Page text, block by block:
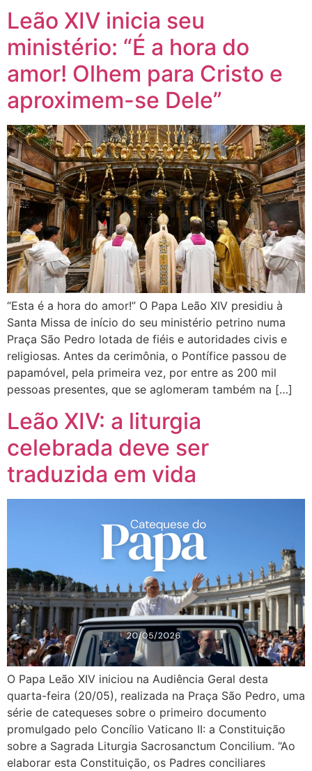
Leão XIV inicia seu
ministério: “É a hora do
amor! Olhem para Cristo e
aproximem-se Dele”
“Esta é a hora do amor!” O Papa Leão XIV presidiu à
Santa Missa de início do seu ministério petrino numa
Praça São Pedro lotada de fiéis e autoridades civis e
religiosas. Antes da cerimônia, o Pontífice passou de
papamóvel, pela primeira vez, por entre as 200 mil
pessoas presentes, que se aglomeram também na […]
Leão XIV: a liturgia
celebrada deve ser
traduzida em vida
O Papa Leão XIV iniciou na Audiência Geral desta
quarta-feira (20/05), realizada na Praça São Pedro, uma
série de catequeses sobre o primeiro documento
promulgado pelo Concílio Vaticano II: a Constituição
sobre a Sagrada Liturgia Sacrosanctum Concilium. “Ao
elaborar esta Constituição, os Padres conciliares